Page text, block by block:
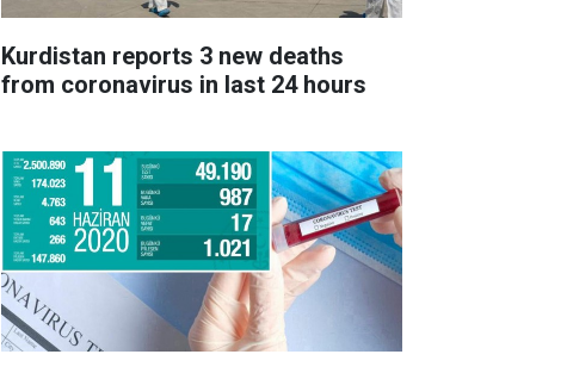
Kurdistan reports 3 new deaths
from coronavirus in last 24 hours